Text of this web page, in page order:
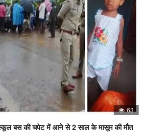
63
बस की चपेट में आने से 2 साल के मासूम की मौत